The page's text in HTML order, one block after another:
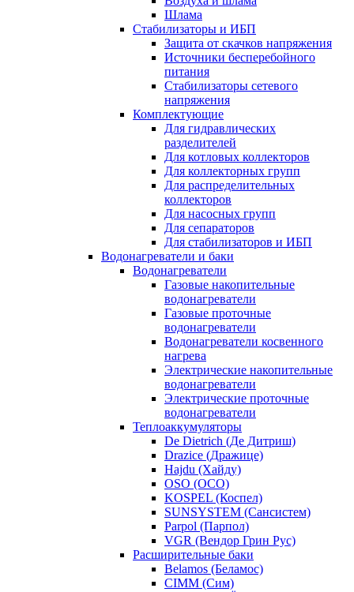
Шлама
Стабилизаторы и ИБП
Защита от скачков напряжения
Источники бесперебойного
питания
Стабилизаторы сетевого
напряжения
Комплектующие
Для гидравлических
разделителей
Для котловых коллекторов
Для коллекторных групп
Для распределительных
коллекторов
Для насосных групп
Для сепараторов
Для стабилизаторов и ИБП
Водонагреватели и баки
Водонагреватели
Газовые накопительные
водонагреватели
Газовые проточные
водонагреватели
Водонагреватели косвенного
нагрева
Электрические накопительные
водонагреватели
Электрические проточные
водонагреватели
Теплоаккумуляторы
De Dietrich (Де Дитриш)
Drazice (Дражице)
Hajdu (Хайду)
OSO (ОСО)
KOSPEL (Коспел)
SUNSYSTEM (Сансистем)
Parpol (Парпол)
VGR (Вендор Грин Рус)
Расширительные баки
Belamos (Беламос)
CIMM (Сим)